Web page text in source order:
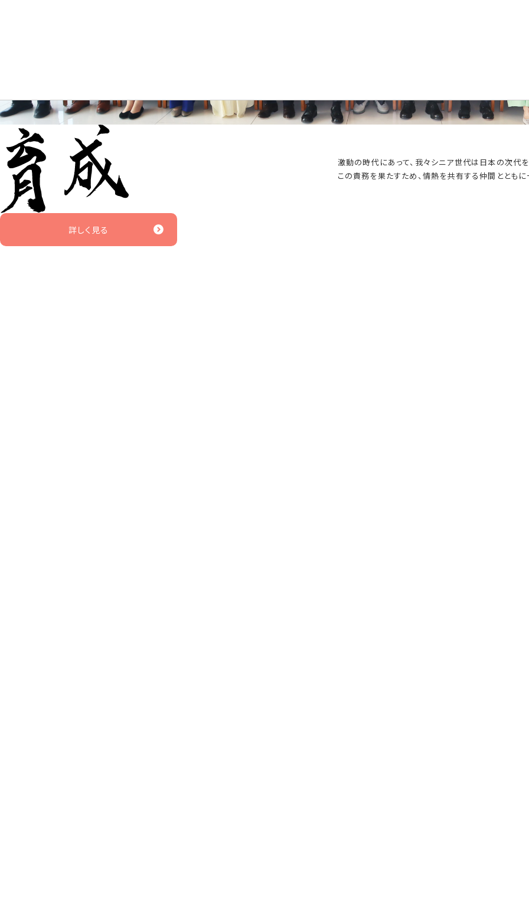
激動の時代にあって、我々シニア世代は日本の次代
この責務を果たすため、情熱を共有する仲間ととも
詳しく見る